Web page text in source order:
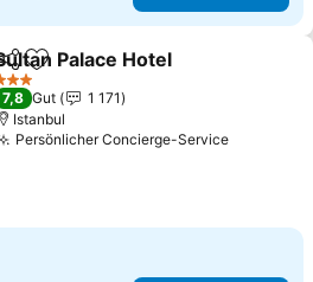
Zu Favoriten hinzufügen
Palace Hotel
Sterne
7,8 Gut
1 171
Istanbul
Persönlicher Concierge-Service